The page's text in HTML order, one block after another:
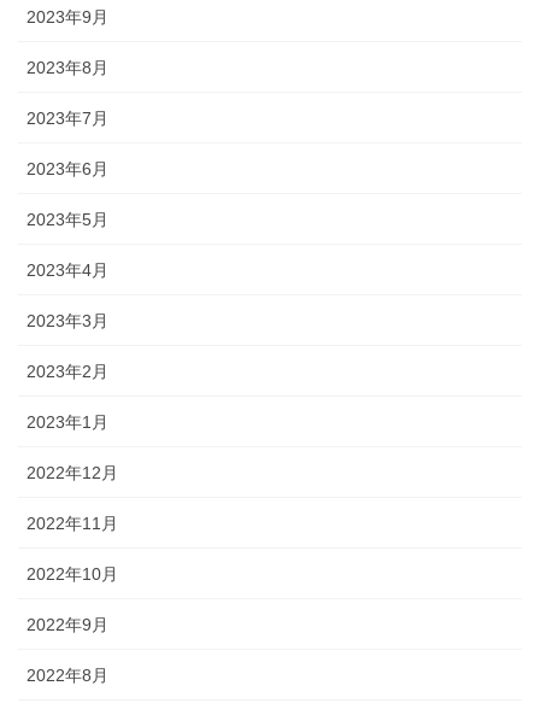
2023年9月
2023年8月
2023年7月
2023年6月
2023年5月
2023年4月
2023年3月
2023年2月
2023年1月
2022年12月
2022年11月
2022年10月
2022年9月
2022年8月